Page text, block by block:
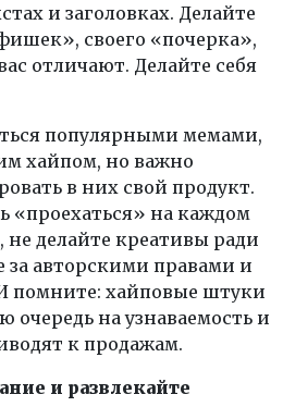
и заголовках. Делайте
своего «почерка»,
отличают. Делайте себя
популярными мемами,
хайпом, но важно
в них свой продукт.
«проехаться» на каждом
делайте креативы ради
за авторскими правами и
помните: хайповые штуки
очередь на узнаваемость и
к продажам.
и развлекайте